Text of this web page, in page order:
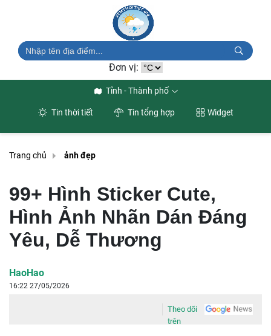
Đơn vị:
Tỉnh - Thành phố
Tin thời tiết Tin tổng hợp Widget
Trang chủ ảnh đẹp
99+ Hình Sticker Cute,
Hình Ảnh Nhãn Dán Đáng
Yêu, Dễ Thương
HaoHao
16:22 27/05/2026
Theo dõi
trên